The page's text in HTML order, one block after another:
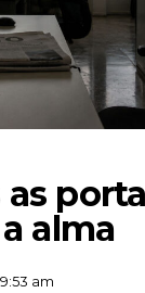
alma
am